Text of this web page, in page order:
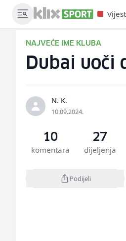
NAJVEĆE IME KLUBA
Dubai uoči
N. K.
10.09.2024.
10
komentara
27
dijeljenja
Podijeli